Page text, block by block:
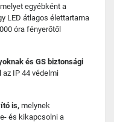
egyébként a
LED átlagos élettartama
óra fényerőtől
és GS biztonsági
IP 44 védelmi
is, melynek
és kikapcsolni a